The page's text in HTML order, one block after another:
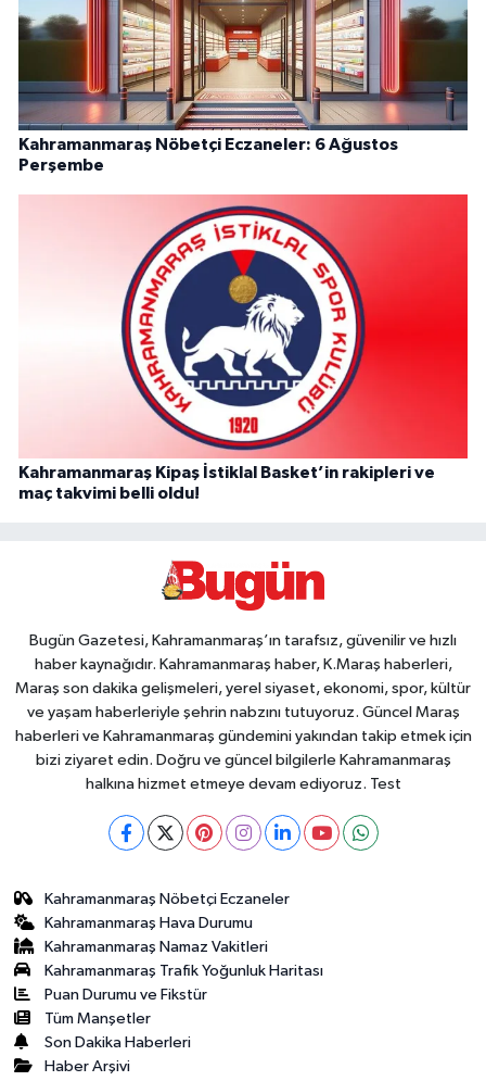
Kahramanmaraş Nöbetçi Eczaneler: 6 Ağustos
Perşembe
Kahramanmaraş Kipaş İstiklal Basket’in rakipleri ve
maç takvimi belli oldu!
Bugün Gazetesi, Kahramanmaraş’ın tarafsız, güvenilir ve hızlı
haber kaynağıdır. Kahramanmaraş haber, K.Maraş haberleri,
Maraş son dakika gelişmeleri, yerel siyaset, ekonomi, spor, kültür
ve yaşam haberleriyle şehrin nabzını tutuyoruz. Güncel Maraş
haberleri ve Kahramanmaraş gündemini yakından takip etmek için
bizi ziyaret edin. Doğru ve güncel bilgilerle Kahramanmaraş
halkına hizmet etmeye devam ediyoruz. Test
Kahramanmaraş Nöbetçi Eczaneler
Kahramanmaraş Hava Durumu
Kahramanmaraş Namaz Vakitleri
Kahramanmaraş Trafik Yoğunluk Haritası
Puan Durumu ve Fikstür
Tüm Manşetler
Son Dakika Haberleri
Haber Arşivi